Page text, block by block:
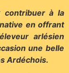
contribuer à la
en offrant
arlésien
une belle
Ardéchois.